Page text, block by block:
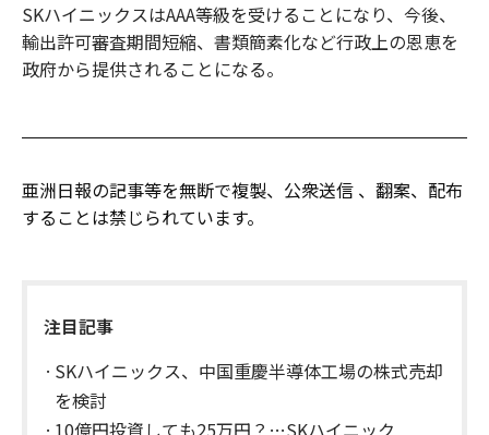
SKハイニックスはAAA等級を受けることになり、今後、
輸出許可審査期間短縮、書類簡素化など行政上の恩恵を
政府から提供されることになる。
亜洲日報の記事等を無断で複製、公衆送信 、翻案、配布
することは禁じられています。
注目記事
SKハイニックス、中国重慶半導体工場の株式売却
を検討